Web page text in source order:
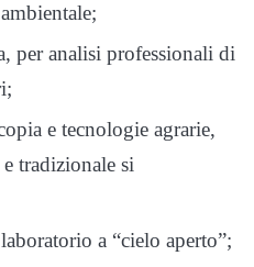
per analisi professionali di
e tecnologie agrarie,
tradizionale si
a “cielo aperto”;